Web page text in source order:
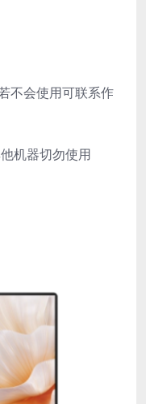
不会使用可联系作
机器切勿使用